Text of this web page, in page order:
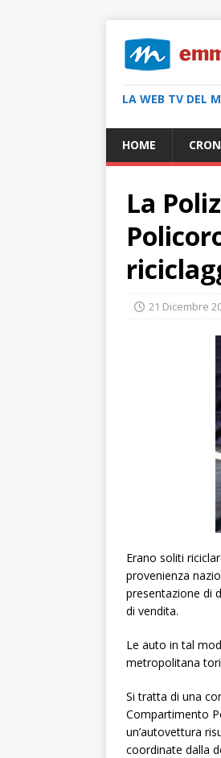
LA WEB TV DEL
HOME
La
21 Dicembre
Erano soliti
provenienza
presentazione di
di vendita.
Le auto in tal
metropolitana
Si tratta di una
Compartimento
un’autovettura
coordinate dalla